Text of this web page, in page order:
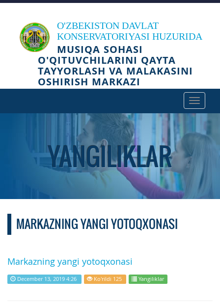
O'ZBEKISTON DAVLAT
KONSERVATORIYASI HUZURIDA
MUSIQA SOHASI
O'QITUVCHILARINI QAYTA
TAYYORLASH VA MALAKASINI
OSHIRISH MARKAZI
Toggle
YANGILIKLAR
MARKAZNING YANGI YOTOQXONASI
Markazning yangi yotoqxonasi
December 13, 2019 4:26 Ko'rildi 125 Yangiliklar